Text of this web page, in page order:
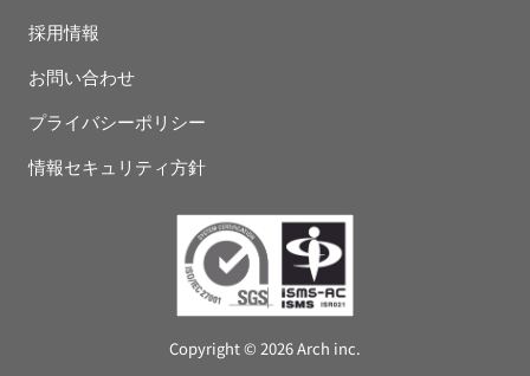
採用情報
お問い合わせ
プライバシーポリシー
情報セキュリティ方針
Copyright © 2026 Arch inc.